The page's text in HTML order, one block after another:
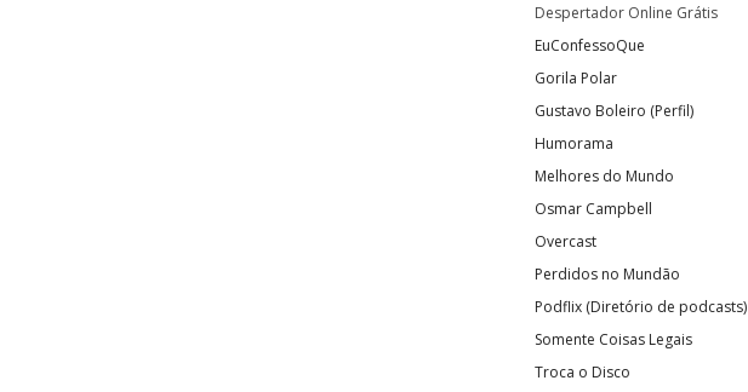
Despertador Online Grátis
EuConfessoQue
Gorila Polar
Gustavo Boleiro (Perfil)
Humorama
Melhores do Mundo
Osmar Campbell
Overcast
Perdidos no Mundão
Podflix (Diretório de podcasts)
Somente Coisas Legais
Troca o Disco